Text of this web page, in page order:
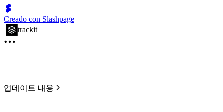
Creado con Slashpage
trackit
업데이트 내용